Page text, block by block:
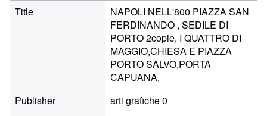
Title
NAPOLI NELL'800 PIAZZA SAN
FERDINANDO , SEDILE DI
PORTO 2copie, I QUATTRO DI
MAGGIO,CHIESA E PIAZZA
PORTO SALVO,PORTA
CAPUANA,
Publisher
arti grafiche 0